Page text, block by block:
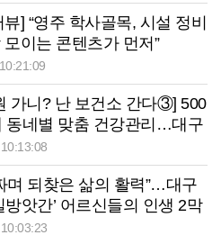
] “영주 학사골목, 시설 정비
이는 콘텐츠가 먼저”
가니? 난 보건소 간다③] 500
동네별 맞춤 건강관리…대구
의 변신
며 되찾은 삶의 활력”…대구
방앗간’ 어르신들의 인생 2막